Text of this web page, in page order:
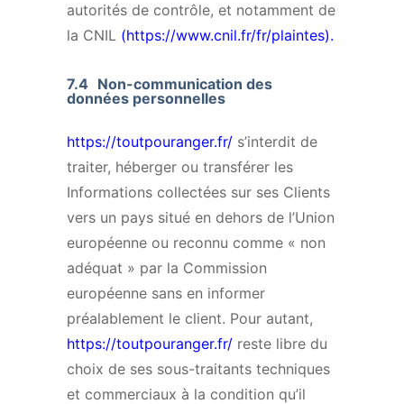
autorités de contrôle, et notamment de
la CNIL (https://www.cnil.fr/fr/plaintes).
7.4 Non-communication des
données personnelles
https://toutpouranger.fr/ s’interdit de
traiter, héberger ou transférer les
Informations collectées sur ses Clients
vers un pays situé en dehors de l’Union
européenne ou reconnu comme « non
adéquat » par la Commission
européenne sans en informer
préalablement le client. Pour autant,
https://toutpouranger.fr/ reste libre du
choix de ses sous-traitants techniques
et commerciaux à la condition qu’il